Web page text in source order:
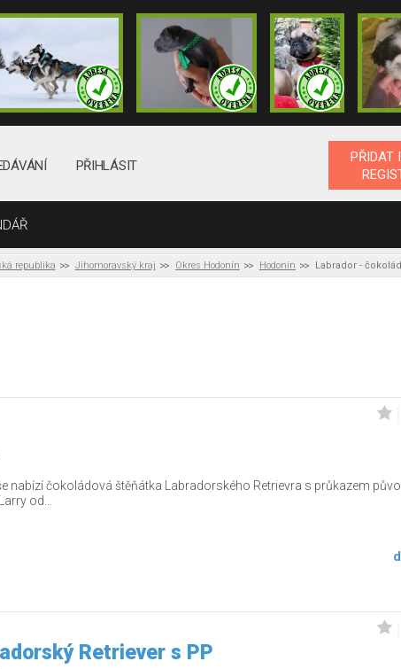
PŘIHLÁSIT
PŘIDAT
republika Jihomoravský kraj Okres Hodonín Hodonín Labrador -
nabízí čokoládová štěňátka Labradorského Retrievra s průkazem
od...
Retriever s PP